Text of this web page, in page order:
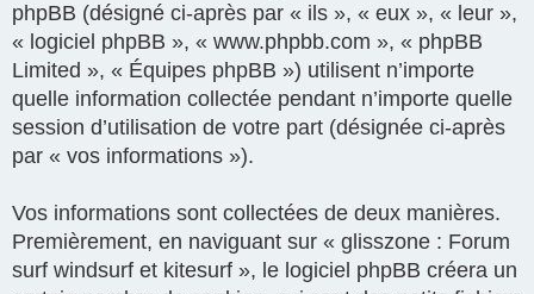
phpBB (désigné ci-après par « ils », « eux », « leur »,
« logiciel phpBB », « www.phpbb.com », « phpBB
Limited », « Équipes phpBB ») utilisent n’importe
quelle information collectée pendant n’importe quelle
session d’utilisation de votre part (désignée ci-après
par « vos informations »).
Vos informations sont collectées de deux manières.
Premièrement, en naviguant sur « glisszone : Forum
surf windsurf et kitesurf », le logiciel phpBB créera un